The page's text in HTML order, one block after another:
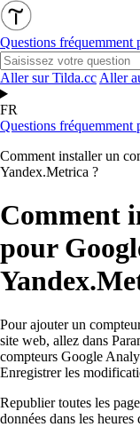
Questions fréquemment
Aller sur Tilda.cc Aller
FR
Questions fréquemment
Comment installer un
Yandex.Metrica ?
Comment
pour
Pour ajouter un
site web, allez dans
compteurs Google
Enregistrer les
Republier toutes les
données dans les heures